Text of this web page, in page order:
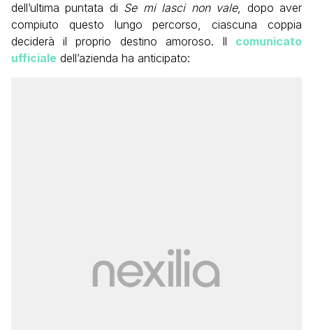
dell’ultima puntata di Se mi lasci non vale, dopo aver
compiuto questo lungo percorso, ciascuna coppia
deciderà il proprio destino amoroso. Il comunicato
ufficiale dell’azienda ha anticipato: